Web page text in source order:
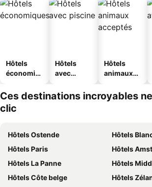
Hôtels
économiq
Hôtels
avec
Hôtels
animaux
Ces destinations incroyables
clic
Hôtels Ostende
Hôtels
Hôtels Paris
Hôtels
Hôtels La Panne
Hôtels
Hôtels Côte belge
Hôtels